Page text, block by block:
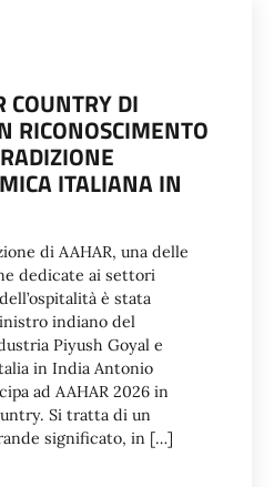
COUNTRY DI
RICONOSCIMENTO
ITALIANA IN
di AAHAR, una delle
dedicate ai settori
è stata
indiano del
Piyush Goyal e
in India Antonio
ad AAHAR 2026 in
Si tratta di un
significato, in […]